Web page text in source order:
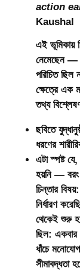
action
Kaushal
এই ভূমিকায়
নেমেছেন —
পরিচিত
ক্ষেত্রে এক
তথ্য
ছবিতে
ধরণের
এটা স্পষ্ট
হয়নি — বরং
চিন্তার বিষয়:
নির্ধারণ
থেকেই শুরু
ছিল: একবার
ধাঁচে
সীমাবদ্ধতা